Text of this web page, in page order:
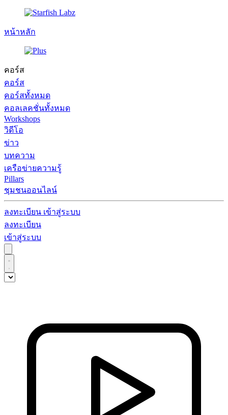
หน้าหลัก
คอร์ส
คอร์ส
คอร์สทั้งหมด
คอลเลคชั่นทั้งหมด
Workshops
วิดีโอ
ข่าว
บทความ
เครือข่ายความรู้
Pillars
ชุมชนออนไลน์
ลงทะเบียน เข้าสู่ระบบ
ลงทะเบียน
เข้าสู่ระบบ